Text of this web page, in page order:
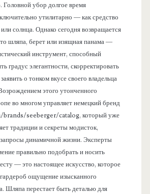
Головной убор долгое время
утилитарно — как средство
солнца. Однако сегодня возвращается
шляпа, берет или изящная панама —
инструмент, способный
градус элегантности, скорректировать
о тонком вкусе своего владельца
этого утонченного
во многом управляет немецкий бренд
seeberger/catalog, который уже
традиции и секреты модисток,
динамичной жизни. Эксперты
правильно подобрать и носить
— это настоящее искусство, которое
ощущение изысканного
Шляпа перестает быть деталью для